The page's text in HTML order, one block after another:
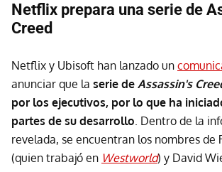
Netflix prepara una serie de
Creed
Netflix y Ubisoft han lanzado un
anunciar que la serie de Assassin's
por los ejecutivos, por lo que ha
partes de su desarrollo. Dentro de la
revelada, se encuentran los nombres de
(quien trabajó en Westworld) y David